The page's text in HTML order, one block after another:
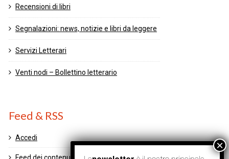
Recensioni di libri
Segnalazioni: news, notizie e libri da leggere
Servizi Letterari
Venti nodi – Bollettino letterario
Feed & RSS
Accedi